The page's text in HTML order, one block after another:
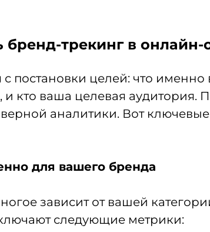
бренд-трекинг в онлайн-
постановки целей: что именно
кто ваша целевая аудитория.
аналитики. Вот
для вашего бренда
зависит от вашей
следующие метрики: